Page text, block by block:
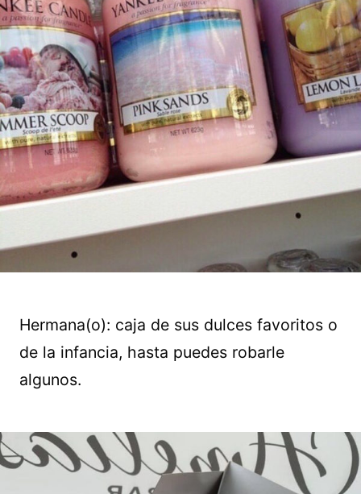
Hermana(o): caja de sus dulces favoritos o
de la infancia, hasta puedes robarle
algunos.